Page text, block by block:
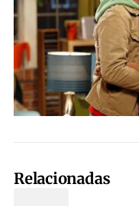
Relacionadas